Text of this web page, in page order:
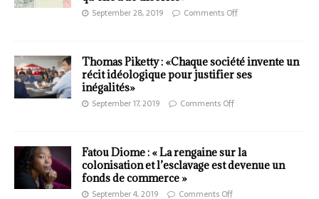
September 28, 2019 Comments Off
Thomas Piketty : «Chaque société invente un
récit idéologique pour justifier ses
inégalités»
September 17, 2019 Comments Off
Fatou Diome : « La rengaine sur la
colonisation et l’esclavage est devenue un
fonds de commerce »
September 4, 2019 Comments Off